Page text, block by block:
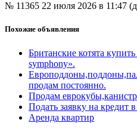
№ 11365 22 июля 2026 в 11:47
Похожие объявления
Британские котята
symphony».
продам постоянно.
Продам
Подать заявку на кредит
Аренда квартир